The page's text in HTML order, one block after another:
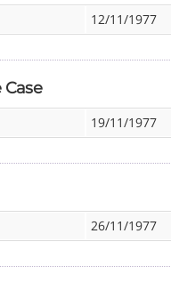
12/11/1977
19/11/1977
26/11/1977